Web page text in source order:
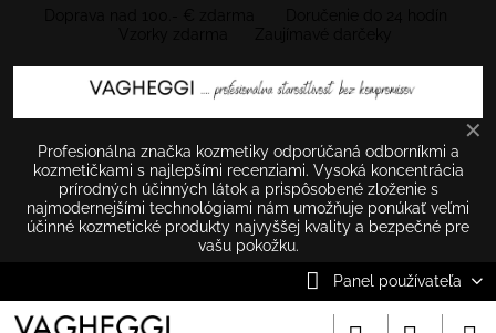
✕
Profesionálna značka kozmetiky odporúčaná odborníkmi a
kozmetičkami s najlepšími recenziami. Vysoká koncentrácia
prírodných účinných látok a prispôsobené zloženie s
najmodernejšími technológiami nám umožňuje ponúkať veľmi
účinné kozmetické produkty najvyššej kvality a bezpečné pre
vašu pokožku.
Panel používateľa